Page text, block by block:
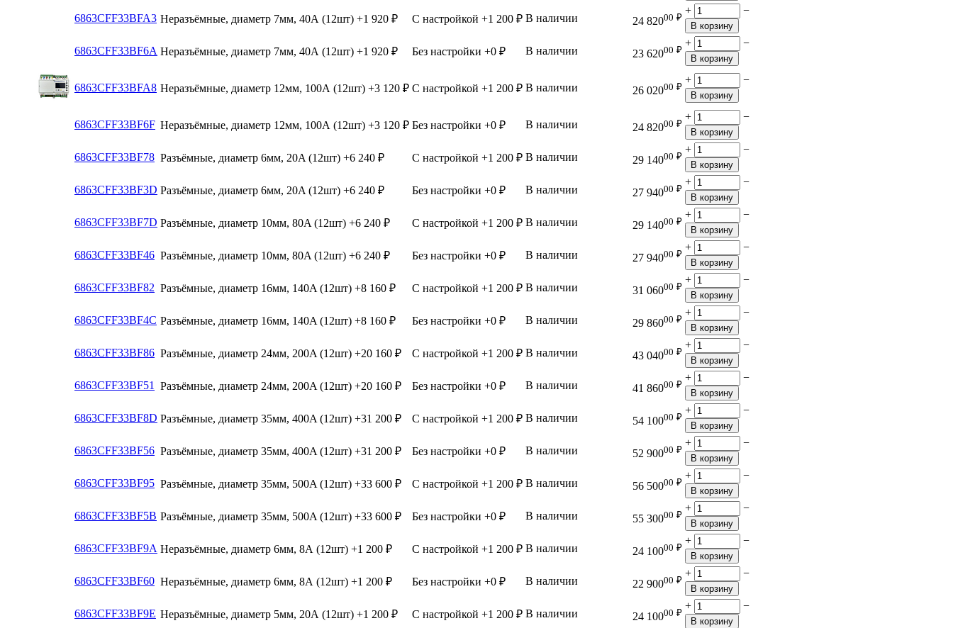
6863CFF33BFA3 Неразъёмные, диаметр 7мм, 40А (12шт) +1 920 ₽ С настройкой +1 200 ₽ В наличии 24 82000 ₽
+ −
В корзину
6863CFF33BF6A Неразъёмные, диаметр 7мм, 40А (12шт) +1 920 ₽ Без настройки +0 ₽ В наличии 23 62000 ₽
+ −
В корзину
6863CFF33BFA8 Неразъёмные, диаметр 12мм, 100А (12шт) +3 120 ₽ С настройкой +1 200 ₽ В наличии 26 02000 ₽
+ −
В корзину
6863CFF33BF6F Неразъёмные, диаметр 12мм, 100А (12шт) +3 120 ₽ Без настройки +0 ₽ В наличии 24 82000 ₽
+ −
В корзину
6863CFF33BF78 Разъёмные, диаметр 6мм, 20A (12шт) +6 240 ₽ С настройкой +1 200 ₽ В наличии 29 14000 ₽
+ −
В корзину
6863CFF33BF3D Разъёмные, диаметр 6мм, 20A (12шт) +6 240 ₽ Без настройки +0 ₽ В наличии 27 94000 ₽
+ −
В корзину
6863CFF33BF7D Разъёмные, диаметр 10мм, 80A (12шт) +6 240 ₽ С настройкой +1 200 ₽ В наличии 29 14000 ₽
+ −
В корзину
6863CFF33BF46 Разъёмные, диаметр 10мм, 80A (12шт) +6 240 ₽ Без настройки +0 ₽ В наличии 27 94000 ₽
+ −
В корзину
6863CFF33BF82 Разъёмные, диаметр 16мм, 140A (12шт) +8 160 ₽ С настройкой +1 200 ₽ В наличии 31 06000 ₽
+ −
В корзину
6863CFF33BF4C Разъёмные, диаметр 16мм, 140A (12шт) +8 160 ₽ Без настройки +0 ₽ В наличии 29 86000 ₽
+ −
В корзину
6863CFF33BF86 Разъёмные, диаметр 24мм, 200A (12шт) +20 160 ₽ С настройкой +1 200 ₽ В наличии 43 04000 ₽
+ −
В корзину
6863CFF33BF51 Разъёмные, диаметр 24мм, 200A (12шт) +20 160 ₽ Без настройки +0 ₽ В наличии 41 86000 ₽
+ −
В корзину
6863CFF33BF8D Разъёмные, диаметр 35мм, 400A (12шт) +31 200 ₽ С настройкой +1 200 ₽ В наличии 54 10000 ₽
+ −
В корзину
6863CFF33BF56 Разъёмные, диаметр 35мм, 400A (12шт) +31 200 ₽ Без настройки +0 ₽ В наличии 52 90000 ₽
+ −
В корзину
6863CFF33BF95 Разъёмные, диаметр 35мм, 500A (12шт) +33 600 ₽ С настройкой +1 200 ₽ В наличии 56 50000 ₽
+ −
В корзину
6863CFF33BF5B Разъёмные, диаметр 35мм, 500A (12шт) +33 600 ₽ Без настройки +0 ₽ В наличии 55 30000 ₽
+ −
В корзину
6863CFF33BF9A Неразъёмные, диаметр 6мм, 8А (12шт) +1 200 ₽ С настройкой +1 200 ₽ В наличии 24 10000 ₽
+ −
В корзину
6863CFF33BF60 Неразъёмные, диаметр 6мм, 8А (12шт) +1 200 ₽ Без настройки +0 ₽ В наличии 22 90000 ₽
+ −
В корзину
6863CFF33BF9E Неразъёмные, диаметр 5мм, 20А (12шт) +1 200 ₽ С настройкой +1 200 ₽ В наличии 24 10000 ₽
+ −
В корзину